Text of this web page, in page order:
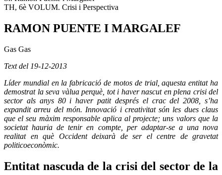
TH, 6è VOLUM. Crisi i Perspectiva
RAMON PUENTE I MARGALEF
Gas Gas
Text del 19-12-2013
Líder mundial en la fabricació de motos de trial, aquesta entitat ha
demostrat la seva vàlua perquè, tot i haver nascut en plena crisi del
sector als anys 80 i haver patit després el crac del 2008, s’ha
expandit arreu del món. Innovació i creativitat són les dues claus
que el seu màxim responsable aplica al projecte; uns valors que la
societat hauria de tenir en compte, per adaptar-se a una nova
realitat en què Occident deixarà de ser el centre de gravetat
politicoeconòmic.
Entitat nascuda de la crisi del sector de la